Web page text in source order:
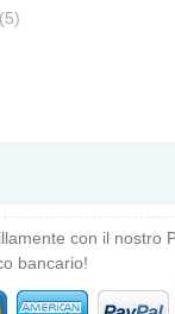
(5)
con il nostro
bancario!